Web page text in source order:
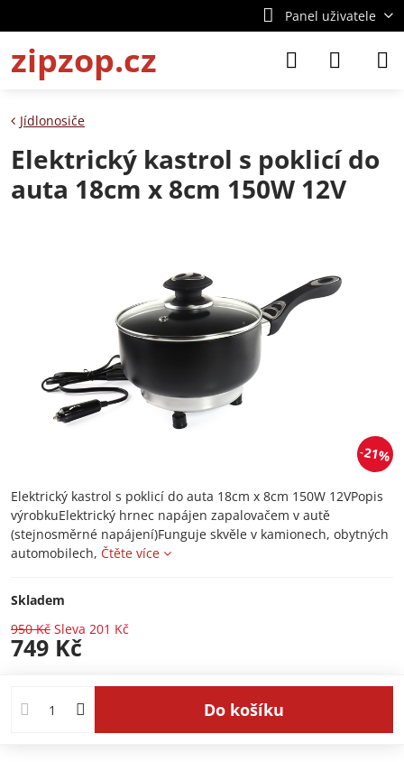
Panel uživatele
zipzop.cz
21%
Jídlonosiče
Elektrický kastrol s poklicí do
auta 18cm x 8cm 150W 12V
Elektrický kastrol s poklicí do auta 18cm x 8cm 150W 12VPopis
výrobkuElektrický hrnec napájen zapalovačem v autě
(stejnosměrné napájení)Funguje skvěle v kamionech, obytných
automobilech, Čtěte více
Skladem
950 Kč Sleva 201 Kč
749 Kč
Do košíku